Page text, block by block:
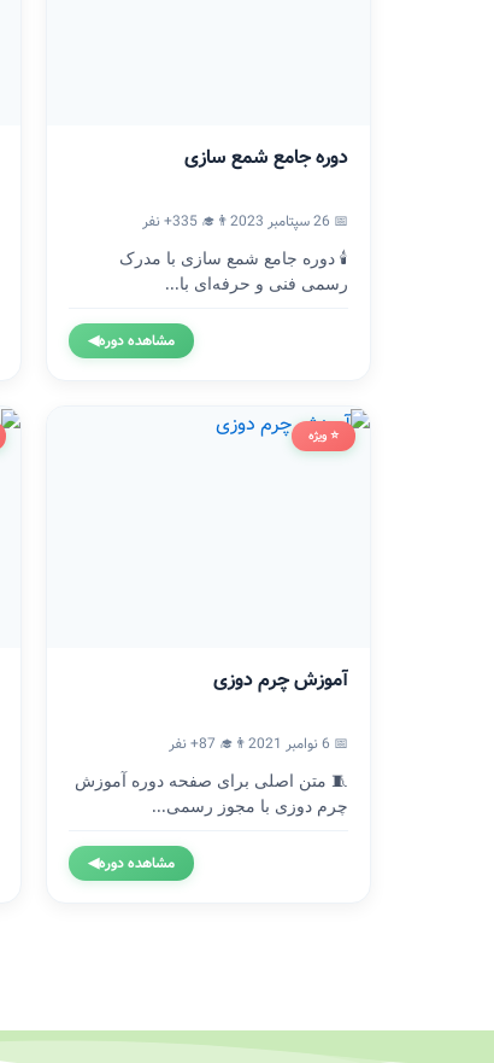
دوره جامع شمع سازی
📅 26 سپتامبر 2023
👨‍🎓 335+ نفر
🕯️ دوره جامع شمع سازی با مدرک
رسمی فنی و حرفه‌ای با...
مشاهده دوره◀
⭐ ویژه
آموزش چرم دوزی
📅 6 نوامبر 2021
👨‍🎓 87+ نفر
🧵 متن اصلی برای صفحه دوره آموزش
چرم دوزی با مجوز رسمی...
مشاهده دوره◀